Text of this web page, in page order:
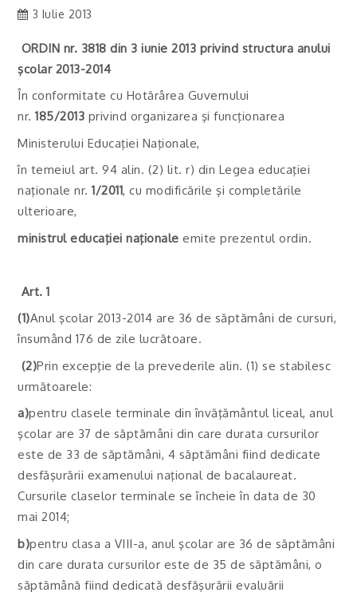
3 Iulie 2013
ORDIN nr. 3818 din 3 iunie 2013 privind structura anului
şcolar 2013-2014
În conformitate cu Hotărârea Guvernului
nr.185/2013 privind organizarea şi funcţionarea
Ministerului Educaţiei Naţionale,
în temeiul art. 94 alin. (2) lit. r) din Legea educaţiei
naţionale nr.1/2011, cu modificările şi completările
ulterioare,
ministrul educaţiei naţionale emite prezentul ordin.
Art. 1
(1)Anul şcolar 2013-2014 are 36 de săptămâni de cursuri,
însumând 176 de zile lucrătoare.
(2)Prin excepţie de la prevederile alin. (1) se stabilesc
următoarele:
a)pentru clasele terminale din învăţământul liceal, anul
şcolar are 37 de săptămâni din care durata cursurilor
este de 33 de săptămâni, 4 săptămâni fiind dedicate
desfăşurării examenului naţional de bacalaureat.
Cursurile claselor terminale se încheie în data de 30
mai 2014;
b)pentru clasa a VIII-a, anul şcolar are 36 de săptămâni
din care durata cursurilor este de 35 de săptămâni, o
săptămână fiind dedicată desfăşurării evaluării